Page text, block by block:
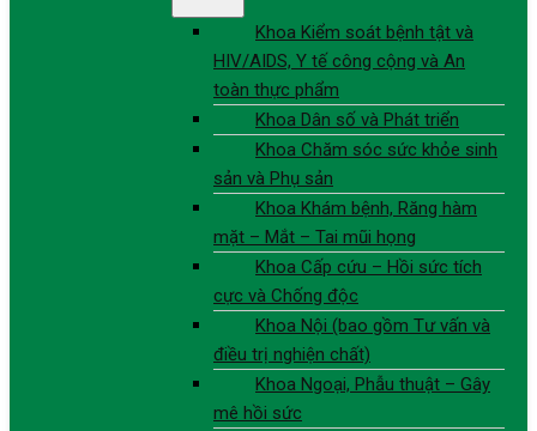
Khoa Kiểm soát bệnh tật và
HIV/AIDS, Y tế công cộng và An
toàn thực phẩm
Khoa Dân số và Phát triển
Khoa Chăm sóc sức khỏe sinh
sản và Phụ sản
Khoa Khám bệnh, Răng hàm
mặt – Mắt – Tai mũi họng
Khoa Cấp cứu – Hồi sức tích
cực và Chống độc
Khoa Nội (bao gồm Tư vấn và
điều trị nghiện chất)
Khoa Ngoại, Phẫu thuật – Gây
mê hồi sức